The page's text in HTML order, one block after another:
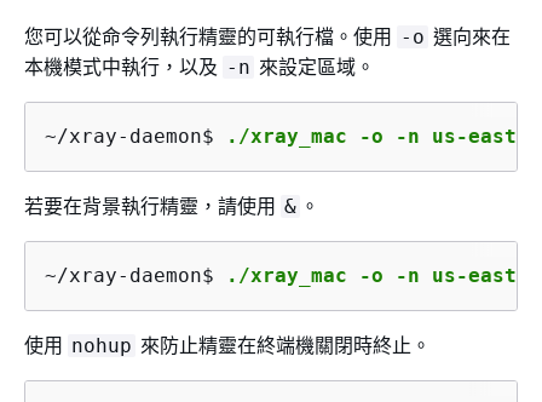
您可以從命令列執行精靈的可執行檔。使用 -o 選向來在
本機模式中執行，以及 -n 來設定區域。
~/xray-daemon$ ./xray_mac -o -n us-east-2
若要在背景執行精靈，請使用 & 。
~/xray-daemon$ ./xray_mac -o -n us-east-
使用 nohup 來防止精靈在終端機關閉時終止。